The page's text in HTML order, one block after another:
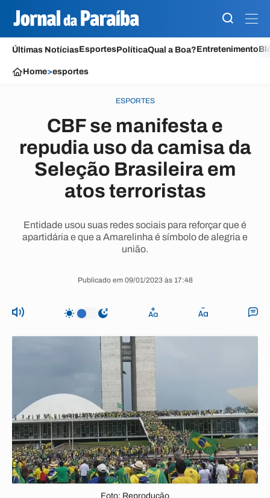
Últimas NotíciasEsportesPolíticaQual a Boa?Entretenimento
Home>esportes
ESPORTES
CBF se manifesta e
repudia uso da camisa da
Seleção Brasileira em
atos terroristas
Entidade usou suas redes sociais para reforçar que é
apartidária e que a Amarelinha é símbolo de alegria e
união.
Publicado em 09/01/2023 às 17:48
Foto: Reprodução